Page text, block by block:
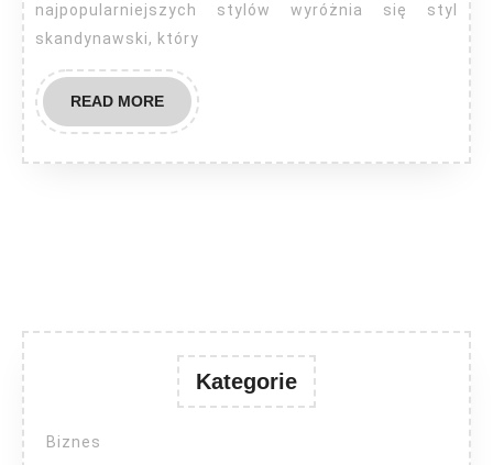
najpopularniejszych stylów wyróżnia się styl
skandynawski, który
READ MOREREAD
MORE
Kategorie
Biznes